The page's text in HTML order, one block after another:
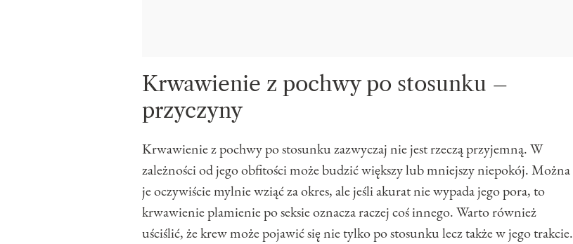
Krwawienie z pochwy po stosunku –
przyczyny
Krwawienie z pochwy po stosunku zazwyczaj nie jest rzeczą przyjemną. W
zależności od jego obfitości może budzić większy lub mniejszy niepokój. Można
je oczywiście mylnie wziąć za okres, ale jeśli akurat nie wypada jego pora, to
krwawienie plamienie po seksie oznacza raczej coś innego. Warto również
uściślić, że krew może pojawić się nie tylko po stosunku lecz także w jego trakcie.